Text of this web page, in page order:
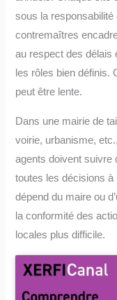
sous la responsabilité
contremaîtres
au respect des délais
les rôles bien définis.
peut être lente.
Dans une mairie de
voirie, urbanisme,
agents doivent suivre
toutes les décisions
dépend du maire ou
la conformité des
locales plus difficile.